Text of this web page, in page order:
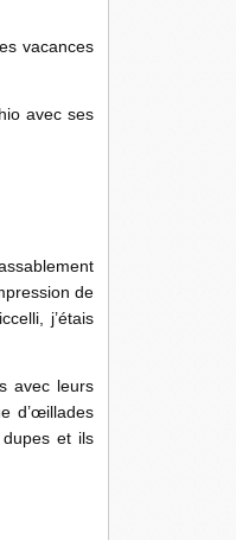
vacances
avec ses
de
j’étais
avec leurs
d’œillades
et ils